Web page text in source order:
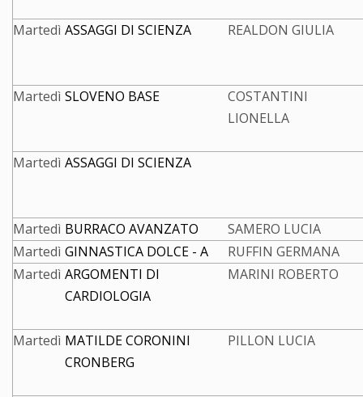
Martedì ASSAGGI DI SCIENZA REALDON GIULIA
Martedì SLOVENO BASE
COSTANTINI
LIONELLA
Martedì ASSAGGI DI SCIENZA
Martedì BURRACO AVANZATO
SAMERO LUCIA
Martedì GINNASTICA DOLCE - A
RUFFIN GERMANA
Martedì ARGOMENTI DI
CARDIOLOGIA
MARINI ROBERTO
Martedì MATILDE CORONINI
CRONBERG
PILLON LUCIA